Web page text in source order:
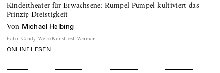
Kindertheater für Erwachsene: Rumpel Pumpel kultiviert das
Prinzip Dreistigkeit
von Michael Helbing
Foto: Candy Welz/Kunstfest Weimar
ONLINE LESEN